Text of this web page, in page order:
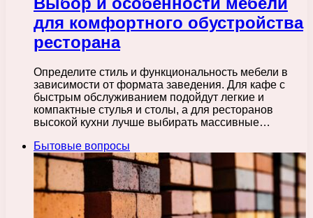
для комфортного обустройства
ресторана
Определите стиль и функциональность мебели в
зависимости от формата заведения. Для кафе с
быстрым обслуживанием подойдут легкие и
компактные стулья и столы, а для ресторанов
высокой кухни лучше выбирать массивные…
Бытовые вопросы